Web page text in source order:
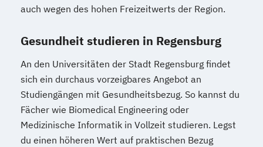
auch wegen des hohen Freizeitwerts der Region.
Gesundheit studieren in Regensburg
An den Universitäten der Stadt Regensburg findet
sich ein durchaus vorzeigbares Angebot an
Studiengängen mit Gesundheitsbezug. So kannst du
Fächer wie Biomedical Engineering oder
Medizinische Informatik in Vollzeit studieren. Legst
du einen höheren Wert auf praktischen Bezug